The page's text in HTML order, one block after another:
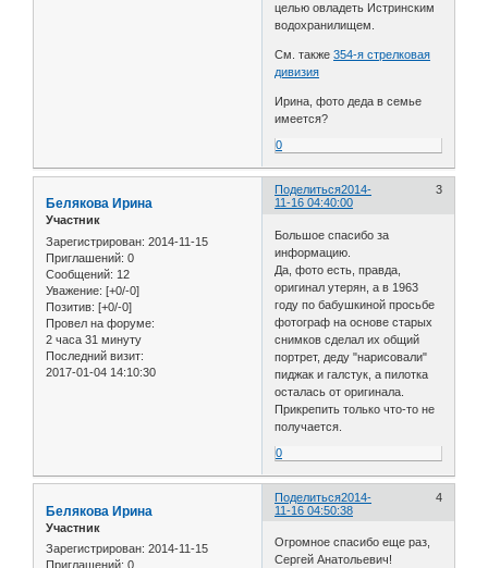
целью овладеть Истринским
водохранилищем.
См. также354-я стрелковая
дивизия
Ирина, фото деда в семье
имеется?
0
Поделиться 3
2014-
11-16 04:40:00
Белякова Ирина
Участник
Зарегистрирован: 2014-11-15
Приглашений: 0
Сообщений: 12
Уважение: [+0/-0]
Позитив: [+0/-0]
Провел на форуме:
2 часа 31 минуту
Последний визит:
2017-01-04 14:10:30
Большое спасибо за
информацию.
Да, фото есть, правда,
оригинал утерян, а в 1963
году по бабушкиной просьбе
фотограф на основе старых
снимков сделал их общий
портрет, деду "нарисовали"
пиджак и галстук, а пилотка
осталась от оригинала.
Прикрепить только что-то не
получается.
0
Поделиться 4
2014-
11-16 04:50:38
Белякова Ирина
Участник
Зарегистрирован: 2014-11-15
Приглашений: 0
Огромное спасибо еще раз,
Сергей Анатольевич!